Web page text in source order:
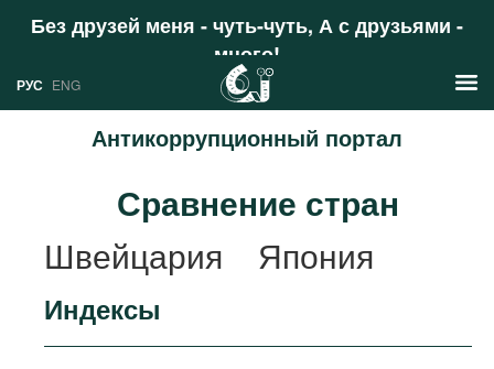
Без друзей меня - чуть-чуть, А с друзьями -
много!
Поддержать
РУС ENG
Антикоррупционный портал
Аналитика
Профили
Стран
Ресурсы
Сравнение стран
Швейцария
Япония
Индексы